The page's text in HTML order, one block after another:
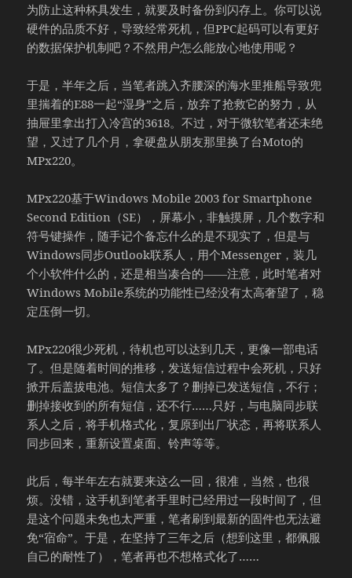
为防止这种杯具发生，就要及时备份到闪存上。你可以说
硬件的品质不好，导致经常死机，但PPC起码可以有更好
的数据保护机制吧？不然用户怎么能放心地使用呢？
于是，半年之后，当笔者跳入齐腰深的海水里推船导致兜
里揣着的E88一起“湿身”之后，放弃了抢救它的努力，从
抽屉里拿出打入冷宫的3618。不过，对于微软笔者还未绝
望，又过了几个月，拿硬盘从朋友那里换了台Moto的
MPx220。
MPx220基于Windows Mobile 2003 for Smartphone
Second Edition（SE），屏幕小，非触摸屏，几个数字和
符号键操作，随手记个备忘什么的是不现实了，但是与
Windows同步Outlook联系人，用个Messenger，装几
个小软件什么的，还是相当凑合的——注意，此时笔者对
Windows Mobile系统的功能性已经没有太高奢望了，稳
定压倒一切。
MPx220很少死机，待机也可以达到几天，更像一部电话
了。但是随着时间的推移，发送短信过程中会死机，只好
掀开后盖拔电池。短信太多了？删掉已发送短信，不行；
删掉接收到的所有短信，还不行……只好，与电脑同步联
系人之后，将手机格式化，复原到出厂状态，再将联系人
同步回来，重新设置桌面、铃声等等。
此后，每半年左右就要来这么一回，很准，当然，也很
烦。没错，这手机到笔者手里时已经用过一段时间了，但
是这个问题未免也太严重，笔者刷到最新的固件也无法避
免“宿命”。于是，在坚持了三年之后（想到这里，都佩服
自己的耐性了），笔者再也不想格式化了……